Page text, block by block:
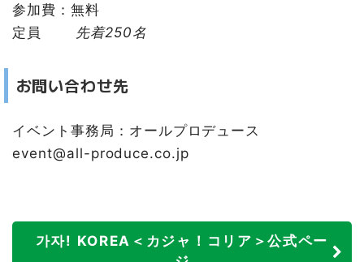
参加費：無料
定員
先着250名
お問い合わせ先
イベント事務局：オールプロデュース
event@all-produce.co.jp
가자! KOREA＜カジャ！コリア＞公式ペー